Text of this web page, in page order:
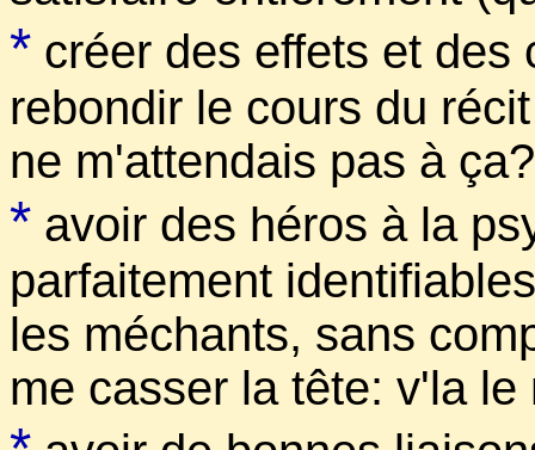
* créer des effets et des
rebondir le cours du
ne m'attendais pas à
* avoir des héros à la
parfaitement
les méchants, sans
me casser la tête: v'la le